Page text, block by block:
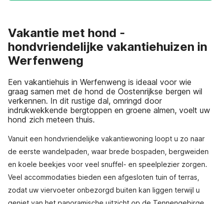
Vakantie met hond -
hondvriendelijke vakantiehuizen in
Werfenweng
Een vakantiehuis in Werfenweng is ideaal voor wie
graag samen met de hond de Oostenrijkse bergen wil
verkennen. In dit rustige dal, omringd door
indrukwekkende bergtoppen en groene almen, voelt uw
hond zich meteen thuis.
Vanuit een hondvriendelijke vakantiewoning loopt u zo naar
de eerste wandelpaden, waar brede bospaden, bergweiden
en koele beekjes voor veel snuffel- en speelplezier zorgen.
Veel accommodaties bieden een afgesloten tuin of terras,
zodat uw viervoeter onbezorgd buiten kan liggen terwijl u